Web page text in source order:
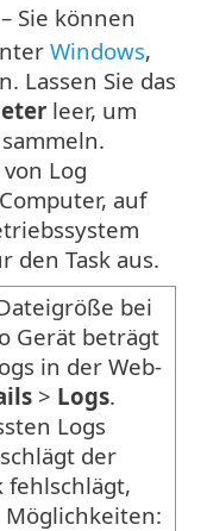
– Sie können
Windows,
Lassen Sie das
leer, um
Log
auf
den Task aus.
bei
Gerät beträgt
in der Web-
> Logs.
Logs
der
fehlschlägt,
Möglichkeiten: